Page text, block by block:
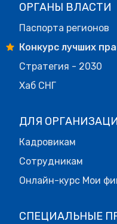
ОРГАНЫ ВЛАСТИ
Паспорта регионов
Конкурс лучших
Стратегия - 2030
Хаб СНГ
ДЛЯ
Кадровикам
Сотрудникам
Онлайн-курс Мои
СПЕЦИАЛЬНЫЕ